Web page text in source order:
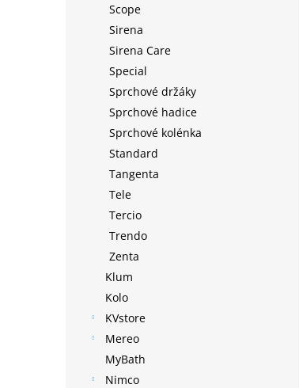
Scope
Sirena
Sirena Care
Special
Sprchové držáky
Sprchové hadice
Sprchové kolénka
Standard
Tangenta
Tele
Tercio
Trendo
Zenta
Klum
Kolo
KVstore
Mereo
MyBath
Nimco